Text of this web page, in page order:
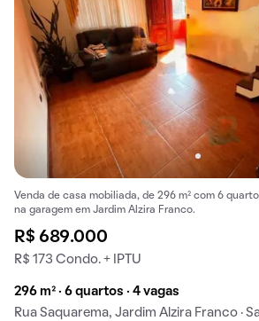
Venda de casa mobiliada, de 296 m² com 6
na garagem em Jardim Alzira Franco.
R$ 689.000
R$ 173 Condo. + IPTU
296 m² · 6 quartos · 4 vagas
Rua Saquarema, Jardim Alzira Franco ·